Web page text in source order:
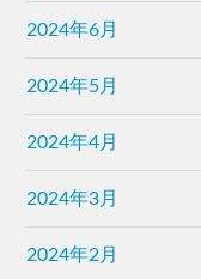
2024年6月
2024年5月
2024年4月
2024年3月
2024年2月